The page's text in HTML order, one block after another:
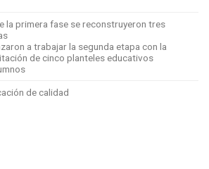
la primera fase se reconstruyeron tres
a trabajar la segunda etapa con la
de cinco planteles educativos
de calidad